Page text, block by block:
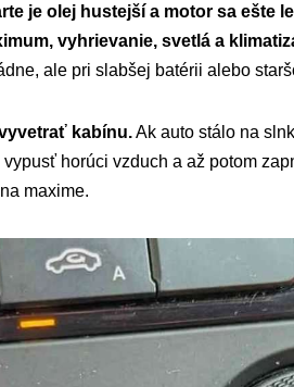
je olej hustejší a motor sa ešte
vyhrievanie, svetlá a
ale pri slabšej batérii alebo
kabínu.Ak auto stálo na
horúci vzduch a až potom
maxime.